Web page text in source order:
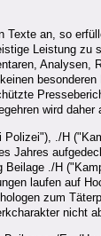
an, so
Leistung
wird daher
./H
Jahres
./H
laufen auf
zum
nicht